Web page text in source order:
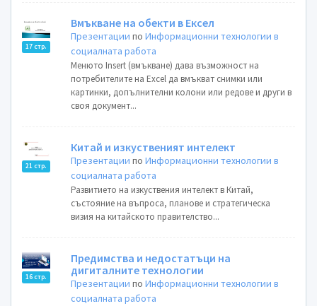
17 стр.
Вмъкване на обекти в Ексел
Презентации поИнформационни технологии в
социалната работа
Менюто Insert (вмъкване) дава възможност на
потребителите на Еxcel да вмъкват снимки или
картинки, допълнителни колони или редове и други в
своя документ...
21 стр.
Китай и изкуственият интелект
Презентации поИнформационни технологии в
социалната работа
Развитието на изкуствения интелект в Китай,
състояние на въпроса, планове и стратегическа
визия на китайското правителство...
16 стр.
Предимства и недостатъци на
дигиталните технологии
Презентации поИнформационни технологии в
социалната работа